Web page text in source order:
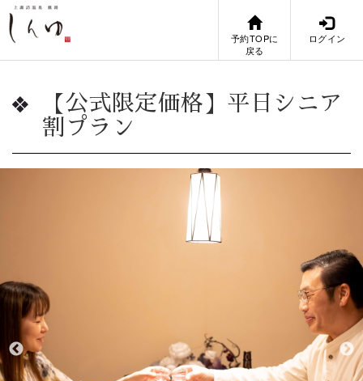
予約TOPに
戻る
ログイン
【公式限定価格】平日シニア
割プラン